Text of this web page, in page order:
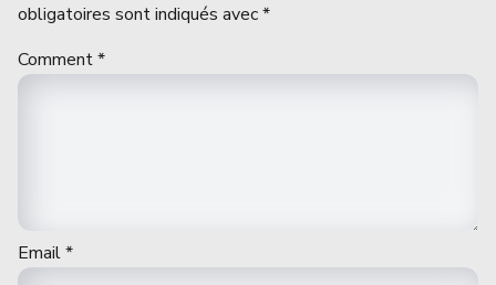
obligatoires sont indiqués avec*
Comment*
Email*